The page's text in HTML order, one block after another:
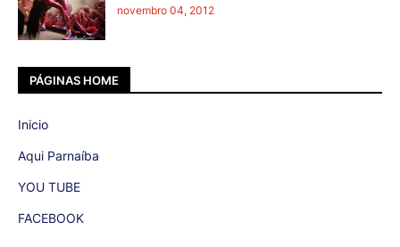
novembro 04, 2012
PÁGINAS HOME
Inicio
Aqui Parnaíba
YOU TUBE
FACEBOOK